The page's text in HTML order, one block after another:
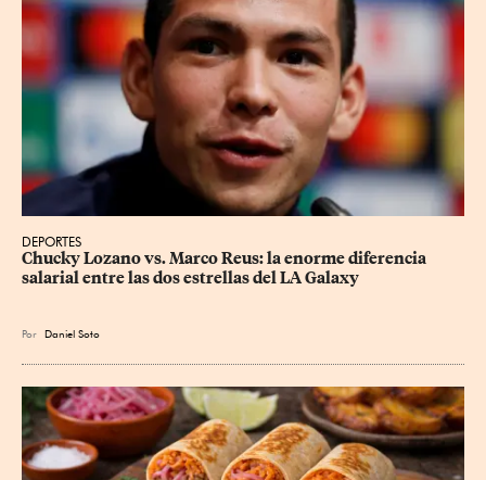
DEPORTES
Chucky Lozano vs. Marco Reus: la enorme diferencia
salarial entre las dos estrellas del LA Galaxy
Por Daniel Soto